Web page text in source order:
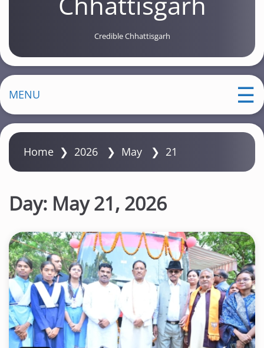
Credible Chhattisgarh
MENU
Home ❯ 2026 ❯ May ❯ 21
Day: May 21, 2026